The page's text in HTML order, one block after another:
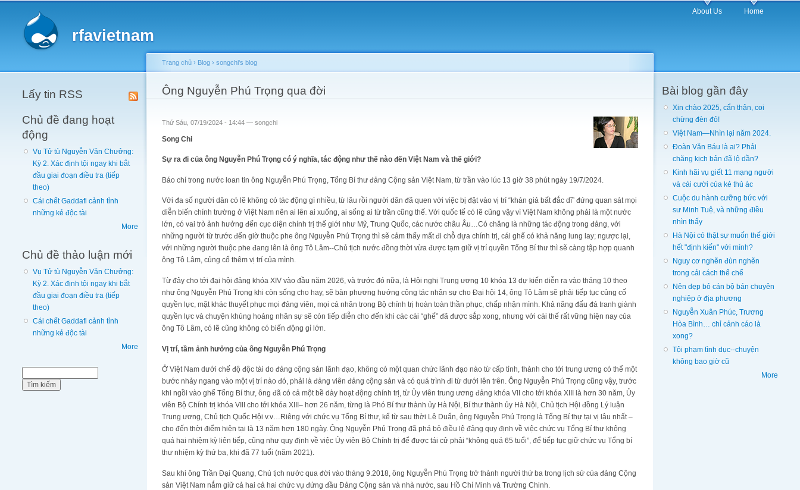
rfavietnam
About Us Home
Lấy tin RSS
Chủ đề đang hoạt
động
Vụ Tử tù Nguyễn Văn Chưởng:
Kỳ 2. Xác định tội ngay khi bắt
đầu giai đoạn điều tra (tiếp
theo)
Cái chết Gaddafi cảnh tỉnh
những kẻ độc tài
More
Chủ đề thảo luận mới
Vụ Tử tù Nguyễn Văn Chưởng:
Kỳ 2. Xác định tội ngay khi bắt
đầu giai đoạn điều tra (tiếp
theo)
Cái chết Gaddafi cảnh tỉnh
những kẻ độc tài
More
You are here
Trang chủ › Blog › songchi's blog
Ông Nguyễn Phú Trọng qua đời
Thứ Sáu, 07/19/2024 - 14:44 — songchi
Song Chi
Sự ra đi của ông Nguyễn Phú Trọng có ý nghĩa, tác động như thế nào đến Việt Nam và thế giới?
Báo chí trong nước loan tin ông Nguyễn Phú Trọng, Tổng Bí thư đảng Cộng sản Việt Nam, từ trần vào lúc 13 giờ 38 phút ngày 19/7/2024.
Với đa số người dân có lẽ không có tác động gì nhiều, từ lâu rồi người dân đã quen với việc bị đặt vào vị trí “khán giả bất đắc dĩ” đứng quan sát mọi
diễn biến chính trường ở Việt Nam nên ai lên ai xuống, ai sống ai từ trần cũng thế. Với quốc tế có lẽ cũng vậy vì Việt Nam không phải là một nước
lớn, có vai trò ảnh hưởng đến cục diện chính trị thế giới như Mỹ, Trung Quốc, các nước châu Âu…Có chăng là những tác động trong đảng, với
những người từ trước đến giờ thuộc phe ông Nguyễn Phú Trọng thì sẽ cảm thấy mất đi chỗ dựa chính trị, cái ghế có khả năng lung lay; ngược lại,
với những người thuộc phe đang lên là ông Tô Lâm--Chủ tịch nước đồng thời vừa được tạm giữ vị trí quyền Tổng Bí thư thì sẽ càng tập hợp quanh
ông Tô Lâm, củng cố thêm vị trí của mình.
Từ đây cho tới đại hội đảng khóa XIV vào đầu năm 2026, và trước đó nữa, là Hội nghị Trung ương 10 khóa 13 dự kiến diễn ra vào tháng 10 theo
như ông Nguyễn Phú Trọng khi còn sống cho hay, sẽ bàn phương hướng công tác nhân sự cho Đại hội 14, ông Tô Lâm sẽ phải tiếp tục củng cố
quyền lực, mặt khác thuyết phục mọi đảng viên, mọi cá nhân trong Bộ chính trị hoàn toàn thần phục, chấp nhận mình. Khả năng đấu đá tranh giành
quyền lực và chuyện khủng hoảng nhân sự sẽ còn tiếp diễn cho đến khi các cái “ghế” đã được sắp xong, nhưng với cái thế rất vững hiện nay của
ông Tô Lâm, có lẽ cũng không có biến động gỉ lớn.
Vị trí, tầm ảnh hưởng của ông Nguyễn Phú Trọng
Ở Việt Nam dưới chế độ độc tài do đảng cộng sản lãnh đạo, không có một quan chức lãnh đạo nào từ cấp tỉnh, thành cho tới trung ương có thể một
bước nhảy ngang vào một vị trí nào đó, phải là đảng viên đảng cộng sản và có quá trình đi từ dưới lên trên. Ông Nguyễn Phú Trọng cũng vậy, trước
khi ngồi vào ghế Tổng Bí thư, ông đã có cả một bề dày hoạt động chính trị, từ Ủy viên trung ương đảng khóa VII cho tới khóa XIII là hơn 30 năm, Ủy
viên Bộ Chính trị khóa VIII cho tới khóa XIII– hơn 26 năm, từng là Phó Bí thư thành ủy Hà Nội, Bí thư thành ủy Hà Nội, Chủ tịch Hội đồng Lý luận
Trung ương, Chủ tịch Quốc Hội v.v…Riêng với chức vụ Tổng Bí thư, kể từ sau thời Lê Duẩn, ông Nguyễn Phú Trọng là Tổng Bí thự tại vị lâu nhất –
cho đến thời điểm hiện tại là 13 năm hơn 180 ngày. Ông Nguyễn Phú Trọng đã phá bỏ điều lệ đảng quy định về việc chức vụ Tổng Bí thư không
quá hai nhiệm kỳ liên tiếp, cũng như quy định về việc Ủy viên Bộ Chính trị để được tái cử phải “không quá 65 tuổi”, để tiếp tục giữ chức vụ Tổng bí
thư nhiệm kỳ thứ ba, khi đã 77 tuổi (năm 2021).
Sau khi ông Trần Đại Quang, Chủ tịch nước qua đời vào tháng 9.2018, ông Nguyễn Phú Trọng trở thành người thứ ba trong lịch sử của đảng Cộng
sản Việt Nam nắm giữ cả hai cả hai chức vụ đứng đầu Đảng Cộng sản và nhà nước, sau Hồ Chí Minh và Trường Chinh.
Bài blog gần đây
Xin chào 2025, cẩn thận, coi
chừng đèn đỏ!
Việt Nam—Nhìn lại năm 2024.
Đoàn Văn Báu là ai? Phải
chăng kịch bản đã lộ dần?
Kinh hãi vụ giết 11 mạng người
và cái cười của kẻ thủ ác
Cuộc du hành cưỡng bức với
sư Minh Tuệ, và những điều
nhìn thấy
Hà Nội có thật sự muốn thế giới
hết "định kiến" với mình?
Nguy cơ nghẽn đùn nghẽn
trong cải cách thể chế
Nên dẹp bỏ cán bộ bán chuyên
nghiệp ở địa phương
Nguyễn Xuân Phúc, Trương
Hòa Bình… chỉ cảnh cáo là
xong?
Tội phạm tình dục--chuyện
không bao giờ cũ
More